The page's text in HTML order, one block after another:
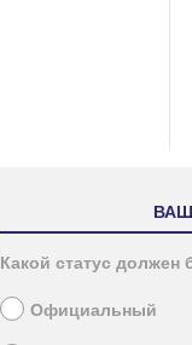
Какой статус должен
Официальный